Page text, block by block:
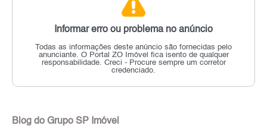
Informar erro ou problema no anúncio
Todas as informações deste anúncio são fornecidas pelo
anunciante. O Portal ZO Imóvel fica isento de qualquer
responsabilidade. Creci - Procure sempre um corretor
credenciado.
Blog do Grupo SP Imóvel